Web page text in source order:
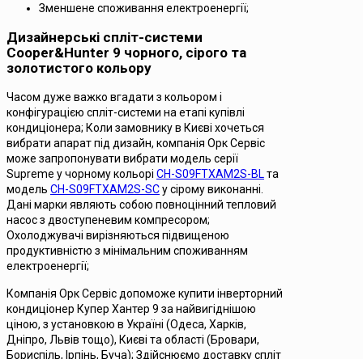
Зменшене споживання електроенергії;
Дизайнерські спліт-системи
Cooper&Hunter 9 чорного, сірого та
золотистого кольору
Часом дуже важко вгадати з кольором і
конфігурацією спліт-системи на етапі купівлі
кондиціонера; Коли замовнику в Києві хочеться
вибрати апарат під дизайн, компанія Орк Сервіс
може запропонувати вибрати модель серії
Supreme у чорному кольорі CH-S09FTXAM2S-BL та
модель CH-S09FTXAM2S-SCу сірому виконанні.
Дані марки являють собою повноцінний тепловий
насос з двоступеневим компресором;
Охолоджувачі вирізняються підвищеною
продуктивністю з мінімальним споживанням
електроенергії;
Компанія Орк Сервіс допоможе купити інверторний
кондиціонер Купер Хантер 9 за найвигіднішою
ціною, з установкою в Україні (Одеса, Харків,
Дніпро, Львів тощо), Києві та області (Бровари,
Бориспіль, Ірпінь, Буча); Здійснюємо доставку спліт